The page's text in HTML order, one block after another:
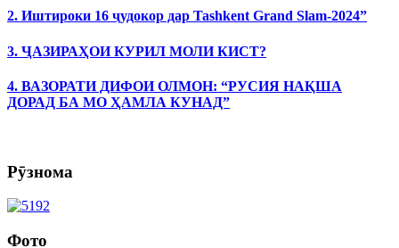
2. Иштироки 16 ҷудокор дар Tashkent Grand Slam-2024”
3. ҶАЗИРАҲОИ КУРИЛ МОЛИ КИСТ?
4. ВАЗОРАТИ ДИФОИ ОЛМОН: “РУСИЯ НАҚША
ДОРАД БА МО ҲАМЛА КУНАД”
Рӯзнома
Фото